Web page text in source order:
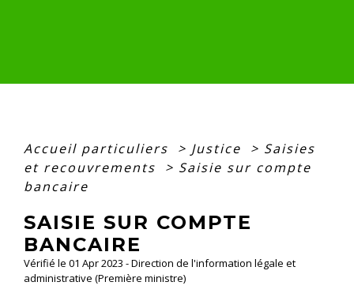
Accueil particuliers > Justice > Saisies
et recouvrements
> Saisie sur compte
bancaire
SAISIE SUR COMPTE
BANCAIRE
Vérifié le 01 Apr 2023 - Direction de l'information légale et
administrative (Première ministre)